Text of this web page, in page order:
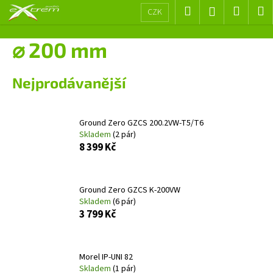
Přejít
CZK Hledat Přihlášení
košík
⌀ 200 mm
Nejprodávanější
Ground Zero GZCS 200.2VW-T5/T6
Skladem (2 pár)
8 399 Kč
Ground Zero GZCS K-200VW
Skladem (6 pár)
3 799 Kč
Morel IP-UNI 82
Skladem (1 pár)
š
o